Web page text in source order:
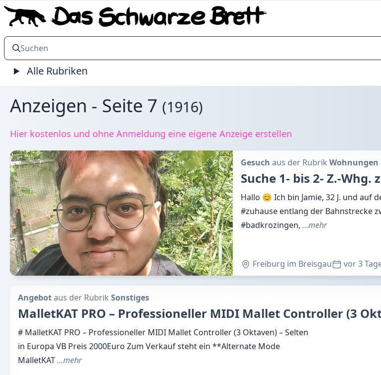
Alle Rubriken
Anzeigen - Seite 7 (1916)
Hier kostenlos und ohne Anmeldung eine eigene Anzeige erstellen
Gesuch aus der Rubrik Wohnungen
Suche 1- bis 2- Z.-Whg.
Hallo 😊 Ich bin Jamie, 32 J. und auf
#zuhause entlang der Bahnstrecke
#badkrozingen, …mehr
Freiburg im Breisgau vor 3
Angebotaus der Rubrik Sonstiges
MalletKAT PRO – Professioneller MIDI Mallet Controller (3
# MalletKAT PRO – Professioneller MIDI Mallet Controller (3 Oktaven) – Selten
in Europa VB Preis 2000Euro Zum Verkauf steht ein **Alternate Mode
MalletKAT…mehr